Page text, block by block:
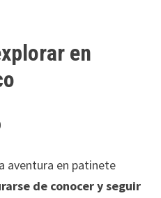
en
aventura en patinete
de conocer y seguir